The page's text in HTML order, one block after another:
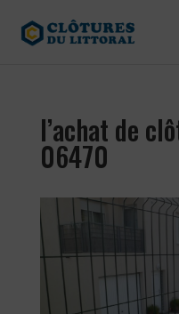
l’achat de
06470